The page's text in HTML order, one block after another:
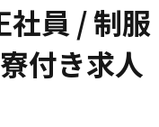
社員 / 制服
付き求人